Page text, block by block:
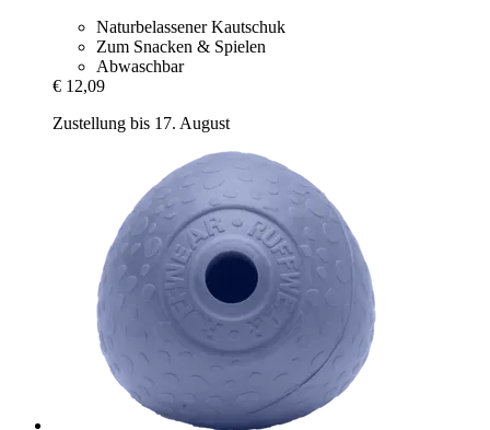
Naturbelassener Kautschuk
Zum Snacken & Spielen
Abwaschbar
€ 12,09
Zustellung bis 17. August